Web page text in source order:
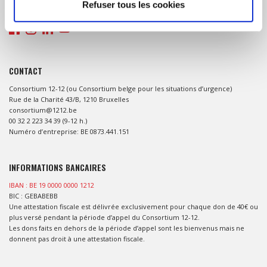
Refuser tous les cookies
naturelles dans les pays en développement.
CONTACT
Consortium 12-12 (ou Consortium belge pour les situations d’urgence)
Rue de la Charité 43/B, 1210 Bruxelles
consortium@1212.be
00 32 2 223 34 39 (9-12 h.)
Numéro d’entreprise: BE 0873.441.151
INFORMATIONS BANCAIRES
IBAN : BE 19 0000 0000 1212
BIC : GEBABEBB
Une attestation fiscale est délivrée exclusivement pour chaque don de 40€ ou
plus versé pendant la période d’appel du Consortium 12-12.
Les dons faits en dehors de la période d’appel sont les bienvenus mais ne
donnent pas droit à une attestation fiscale.